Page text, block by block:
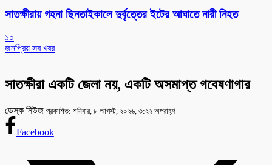
সাতক্ষীরায় গহনা ছিনতাইকালে দুর্বৃত্তের ইটের আঘাতে নারী নিহত
১০
জনপ্রিয় সব খবর
সাতক্ষীরা একটি জেলা নয়, একটি অসমাপ্ত গবেষণাগার
ডেস্ক নিউজ প্রকাশিত: শনিবার, ৮ আগস্ট, ২০২৬, ৩:২২ অপরাহ্ণ
Facebook